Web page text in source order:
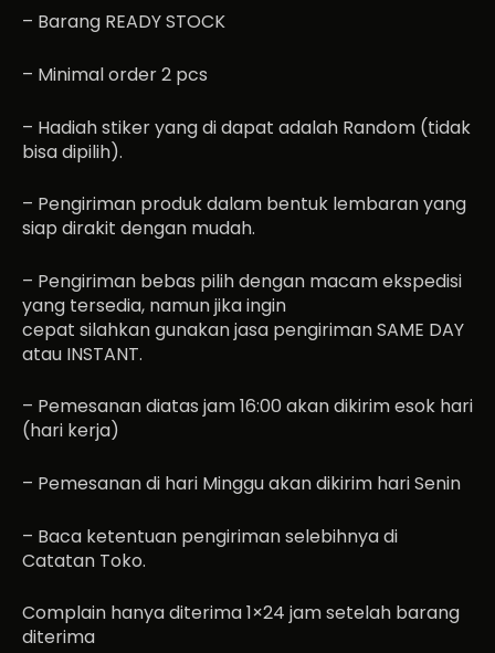
– Barang READY STOCK
– Minimal order 2 pcs
– Hadiah stiker yang di dapat adalah Random (tidak
bisa dipilih).
– Pengiriman produk dalam bentuk lembaran yang
siap dirakit dengan mudah.
– Pengiriman bebas pilih dengan macam ekspedisi
yang tersedia, namun jika ingin
cepat silahkan gunakan jasa pengiriman SAME DAY
atau INSTANT.
– Pemesanan diatas jam 16:00 akan dikirim esok hari
(hari kerja)
– Pemesanan di hari Minggu akan dikirim hari Senin
– Baca ketentuan pengiriman selebihnya di
Catatan Toko.
Complain hanya diterima 1×24 jam setelah barang
diterima